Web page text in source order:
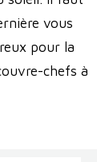
vous
pour la
chefs à